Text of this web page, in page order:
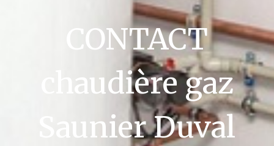
CONTACT
chaudière gaz
Saunier Duval